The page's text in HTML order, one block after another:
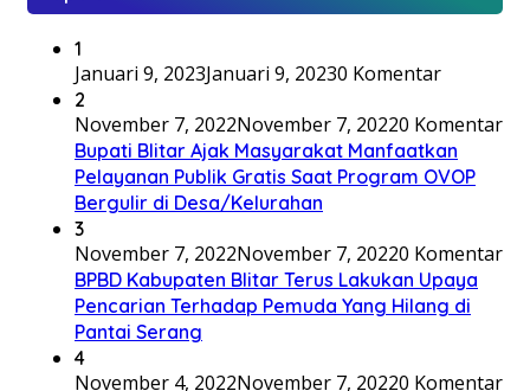
1
Januari 9, 2023Januari 9, 20230 Komentar
2
November 7, 2022November 7, 20220 Komentar
Bupati Blitar Ajak Masyarakat Manfaatkan
Pelayanan Publik Gratis Saat Program OVOP
Bergulir di Desa/Kelurahan
3
November 7, 2022November 7, 20220 Komentar
BPBD Kabupaten Blitar Terus Lakukan Upaya
Pencarian Terhadap Pemuda Yang Hilang di
Pantai Serang
4
November 4, 2022November 7, 20220 Komentar